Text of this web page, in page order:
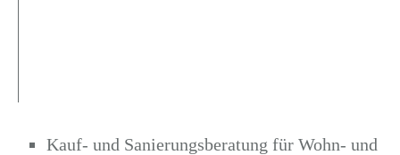
Kauf- und Sanierungsberatung für Wohn- und